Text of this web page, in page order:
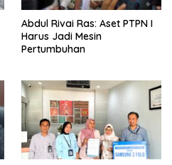
Abdul Rivai Ras: Aset PTPN I
Harus Jadi Mesin
Pertumbuhan